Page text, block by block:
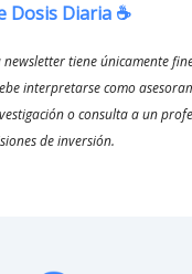
Dosis Diaria ☕️
newsletter tiene únicamente
interpretarse como
o consulta a un
de inversión.